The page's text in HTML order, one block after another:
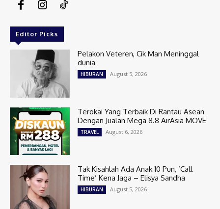
Editor Picks
Pelakon Veteren, Cik Man Meninggal
dunia
HIBURAN August 5, 2026
Terokai Yang Terbaik Di Rantau Asean
Dengan Jualan Mega 8.8 AirAsia MOVE
TRAVEL August 6, 2026
Tak Kisahlah Ada Anak 10 Pun, ‘Call
Time’ Kena Jaga – Elisya Sandha
HIBURAN August 5, 2026